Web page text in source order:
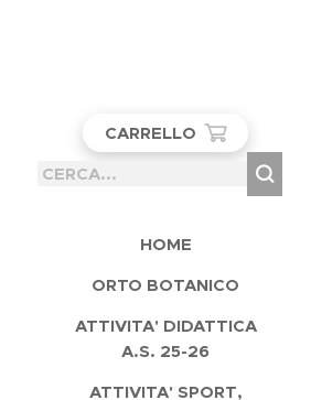
CARRELLO
HOME
ORTO BOTANICO
ATTIVITA' DIDATTICA
A.S. 25-26
ATTIVITA' SPORT,